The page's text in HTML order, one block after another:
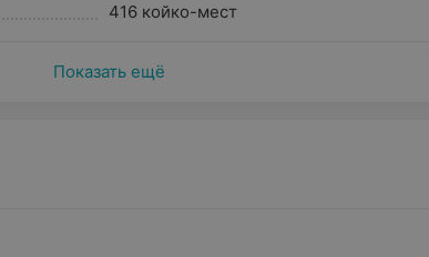
416 койко-мест
Показать ещё